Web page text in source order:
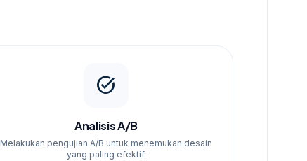
task_alt
Analisis A/B
Melakukan pengujian A/B untuk menemukan desain
yang paling efektif.